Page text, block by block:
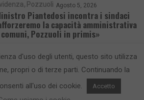
Pozzuoli Agosto 5, 2026
Piantedosi incontra i sindaci
la capacità amministrativa
Pozzuoli in primis»
giornalistica - aut. Tribunale di Napoli n. 34 del
d'uso degli utenti, questo sito utilizza
propri o di terze parti. Continuando la
all'uso dei cookie.
Accetto